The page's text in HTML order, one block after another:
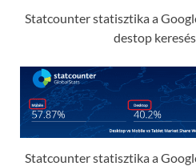
Statcounter statisztika a
destop
Statcounter statisztika a